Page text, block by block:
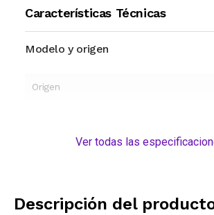
Características Técnicas
Modelo y origen
Origen
Ver todas las
Descripción del